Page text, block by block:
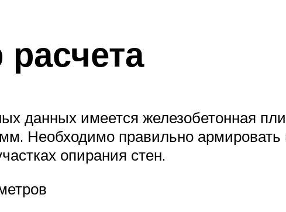
данных имеется железобетонная
Необходимо правильно
опирания стен.